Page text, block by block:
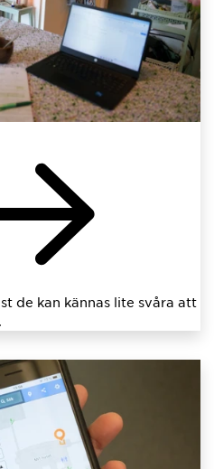
de kan kännas lite svåra att